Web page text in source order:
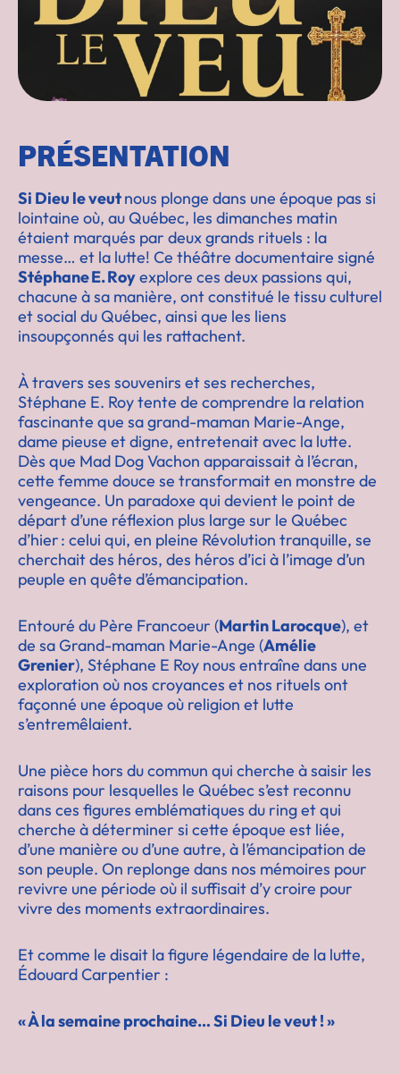
PRÉSENTATION
Si Dieu le veutnous plonge dans une époque pas si
lointaine où, au Québec, les dimanches matin
étaient marqués par deux grands rituels : la
messe… et la lutte! Ce théâtre documentaire signé
Stéphane E. Royexplore ces deux passions qui,
chacune à sa manière, ont constitué le tissu culturel
et social du Québec, ainsi que les liens
insoupçonnés qui les rattachent.
À travers ses souvenirs et ses recherches,
Stéphane E. Roy tente de comprendre la relation
fascinante que sa grand-maman Marie-Ange,
dame pieuse et digne, entretenait avec la lutte.
Dès que Mad Dog Vachon apparaissait à l’écran,
cette femme douce se transformait en monstre de
vengeance. Un paradoxe qui devient le point de
départ d’une réflexion plus large sur le Québec
d’hier : celui qui, en pleine Révolution tranquille, se
cherchait des héros, des héros d’ici à l’image d’un
peuple en quête d’émancipation.
Entouré du Père Francoeur (Martin Larocque), et
de sa Grand-maman Marie-Ange (Amélie
Grenier), Stéphane E Roy nous entraîne dans une
exploration où nos croyances et nos rituels ont
façonné une époque où religion et lutte
s’entremêlaient.
Une pièce hors du commun qui cherche à saisir les
raisons pour lesquelles le Québec s’est reconnu
dans ces figures emblématiques du ring et qui
cherche à déterminer si cette époque est liée,
d’une manière ou d’une autre, à l’émancipation de
son peuple. On replonge dans nos mémoires pour
revivre une période où il suffisait d’y croire pour
vivre des moments extraordinaires.
Et comme le disait la figure légendaire de la lutte,
Édouard Carpentier :
« À la semaine prochaine… Si Dieu le veut ! »